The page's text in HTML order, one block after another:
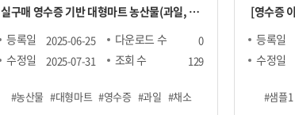
실구매 영수증 기반 대형마트 농산물(과일, 채
소) 소비 데이터 - 기간 및 용량에 따라 가격 협
의 - 구매 가능 기간 : 24년 1월 ~ - 구매 채널 :
호, 성별, 연령대, 구매장소, 구매년월일, 구매
등록일 2025-06-25 다운로드 수 0
수정일 2025-07-31 조회 수 129
#농산물 #대형마트 #영수증 #과일 #채소
[영수증 이
형마트,
오프라인
등록일
수정일
#샘플1